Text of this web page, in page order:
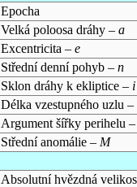
Epocha
Velká poloosa dráhy – a
Excentricita – e
Střední denní pohyb – n
Sklon dráhy k ekliptice – i
Délka vzestupného uzlu –
Argument šířky perihelu
Střední anomálie – M
Absolutní hvězdná